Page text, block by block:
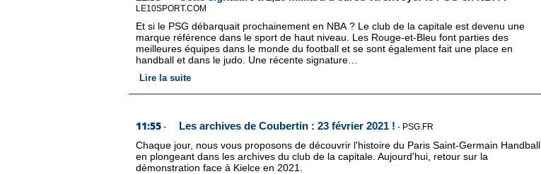
LE10SPORT.COM
Et si le PSG débarquait prochainement en NBA ? Le club de la capitale est devenu une
marque référence dans le sport de haut niveau. Les Rouge-et-Bleu font parties des
meilleures équipes dans le monde du football et se sont également fait une place en
handball et dans le judo. Une récente signature…
Lire la suite
11:55 - Les archives de Coubertin : 23 février 2021 ! - PSG.FR
Chaque jour, nous vous proposons de découvrir l'histoire du Paris Saint-Germain Handball
en plongeant dans les archives du club de la capitale. Aujourd'hui, retour sur la
démonstration face à Kielce en 2021.